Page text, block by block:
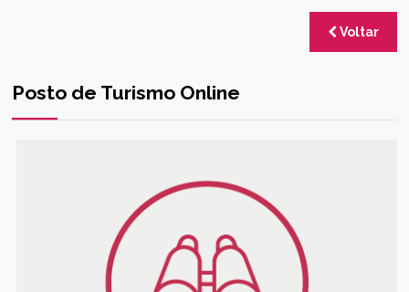
Voltar
Posto de Turismo Online